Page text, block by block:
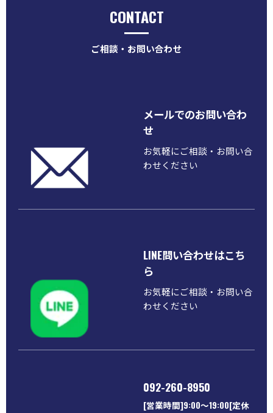
ご相談・お問い合わせ
CONTACT
メールでのお問い合わ
せ
お気軽にご相談・お問い合
わせください
LINE問い合わせはこち
ら
お気軽にご相談・お問い合
わせください
092-260-8950
[営業時間]9:00～19:00[定休